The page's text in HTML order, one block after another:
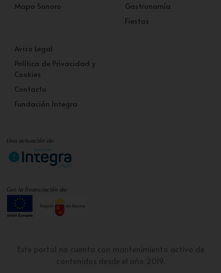
Mapa Sonoro
Gastronomía
Fiestas
Aviso Legal
Política de Privacidad y
Cookies
Contacto
Fundación Integra
Una actuación de:
Con la financiación de: